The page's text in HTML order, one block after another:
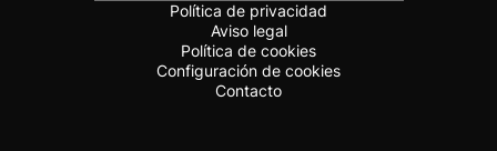
Política de privacidad
Aviso legal
Política de cookies
Configuración de cookies
Contacto